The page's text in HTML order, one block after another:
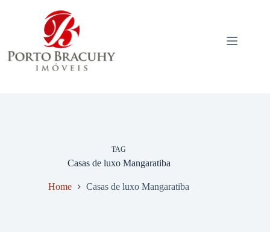
TAG
Casas de luxo Mangaratiba
Home Casas de luxo Mangaratiba